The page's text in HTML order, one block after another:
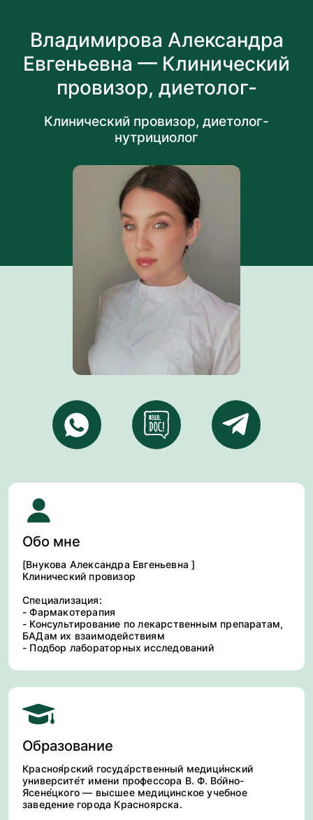
Владимирова Александра
Евгеньевна — Клинический
провизор, диетолог-
нутрициолог
Клинический провизор, диетолог-
нутрициолог
Обо мне
[Внукова Александра Евгеньевна ]
Клинический провизор
Специализация:
- Фармакотерапия
- Консультирование по лекарственным препаратам,
БАДам их взаимодействиям
- Подбор лабораторных исследований
Образование
Красноя́рский госуда́рственный медици́нский
университе́т имени профессора В. Ф. Во́йно-
Ясене́цкого — высшее медицинское учебное
заведение города Красноярска.